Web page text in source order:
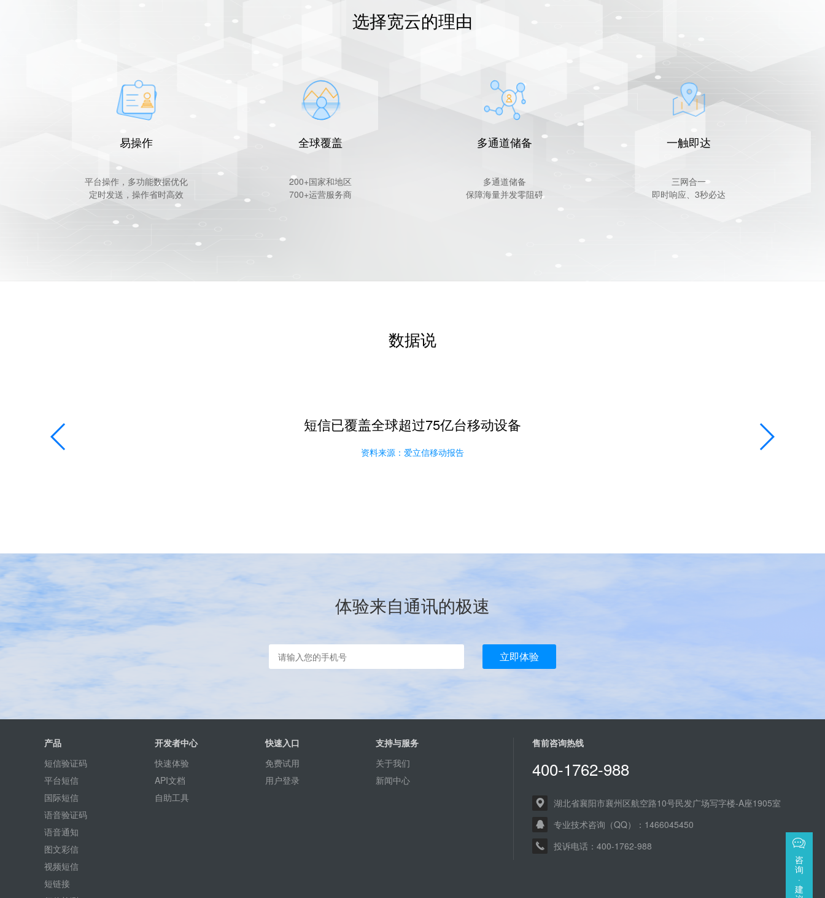
选择宽云的理由
易操作
平台操作，多功能数据优化
定时发送，操作省时高效
全球覆盖
200+国家和地区
700+运营服务商
多通道储备
多通道储备
保障海量并发零阻碍
一触即达
三网合一
即时响应、3秒必达
数据说
短信已覆盖全球超过75亿台移动设备
资料来源：爱立信移动报告
体验来自通讯的极速
立即体验
产品
短信验证码
平台短信
国际短信
语音验证码
语音通知
图文彩信
视频短信
短链接
开发者中心
快速体验
API文档
自助工具
快速入口
免费试用
用户登录
支持与服务
关于我们
新闻中心
售前咨询热线
400-1762-988
湖北省襄阳市襄州区航空路10号民发广场写字楼-A座1905室
专业技术咨询（QQ）： 1466045450
投诉电话：400-1762-988
咨
询
·
建